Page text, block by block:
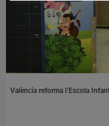
València reforma l’Escola